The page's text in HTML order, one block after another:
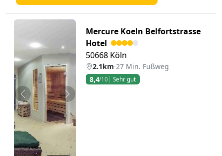
Zurück Weiter
Mercure Koeln Belfortstrasse
Hotel
50668 Köln
2.1km·27 Min. Fußweg
8,4/10 Sehr gut